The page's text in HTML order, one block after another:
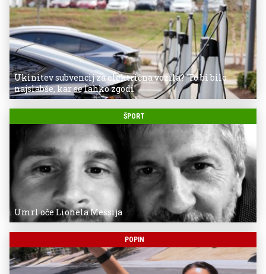
Ukinitev subvencij za električna vozila? 'To bi bilo
najslabše, kar se lahko zgodi'
ŠPORT
Umrl oče Lionela Messija
POPIN